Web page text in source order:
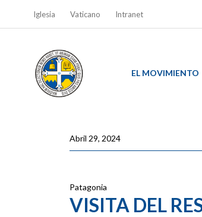
Iglesia Vaticano Intranet
EL MOVIMIENTO
Abril 29, 2024
Patagonia
VISITA DEL